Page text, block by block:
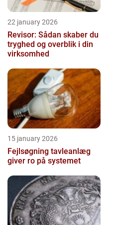
22 january 2026
Revisor: Sådan skaber du
tryghed og overblik i din
virksomhed
15 january 2026
Fejlsøgning tavleanlæg
giver ro på systemet